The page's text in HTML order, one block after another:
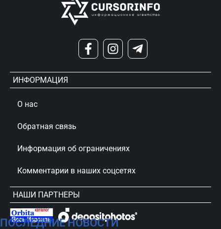
ПОСЛЕДНИЕ НОВОСТИ
ИНФОРМАЦИЯ
О нас
Обратная связь
Информация об ограничениях
Комментарии в наших соцсетях
НАШИ ПАРТНЕРЫ